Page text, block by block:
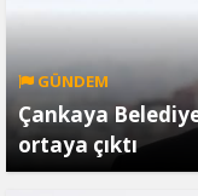
GÜNDEM
Çankaya
ortaya çıktı